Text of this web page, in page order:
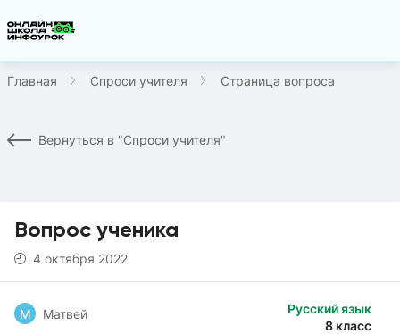
Главная Спроси учителя Страница вопроса
Вернуться в "Спроси учителя"
Вопрос ученика
4 октября 2022
Русский язык
8 класс
М Матвей